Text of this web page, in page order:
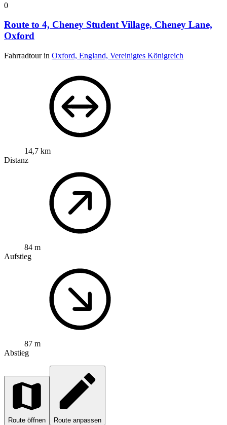
0
Route to 4, Cheney Student Village, Cheney Lane,
Oxford
Fahrradtour in Oxford, England, Vereinigtes Königreich
14,7 km
Distanz
84 m
Aufstieg
87 m
Abstieg
Route öffnen Route anpassen